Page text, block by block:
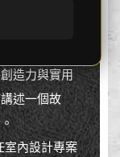
造力與實用
述一個故
室內設計專案